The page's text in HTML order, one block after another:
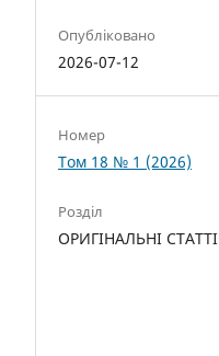
Опубліковано
2026-07-12
Номер
Том 18 № 1 (2026)
Розділ
ОРИГІНАЛЬНІ СТАТТІ